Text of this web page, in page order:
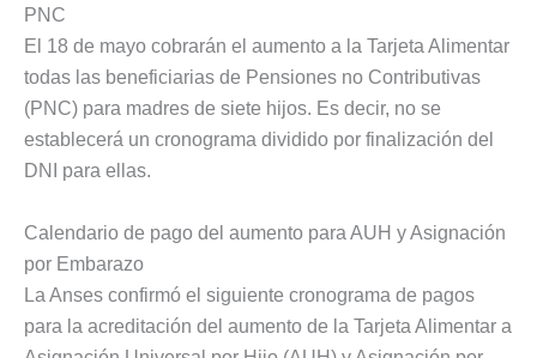
PNC
El 18 de mayo cobrarán el aumento a la Tarjeta Alimentar
todas las beneficiarias de Pensiones no Contributivas
(PNC) para madres de siete hijos. Es decir, no se
establecerá un cronograma dividido por finalización del
DNI para ellas.
Calendario de pago del aumento para AUH y Asignación
por Embarazo
La Anses confirmó el siguiente cronograma de pagos
para la acreditación del aumento de la Tarjeta Alimentar a